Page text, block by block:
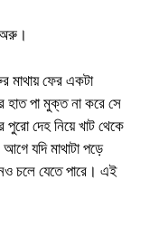
মাথায় ফের একটা
হাত পা মুক্ত না করে সে
দেহ নিয়ে খাট থেকে
যদি মাথাটা পড়ে
চলে যেতে পারে। এই